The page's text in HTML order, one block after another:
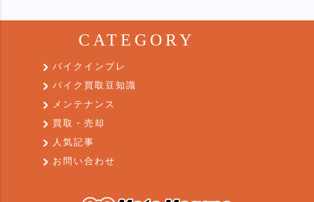
CATEGORY
バイクインプレ
バイク買取豆知識
メンテナンス
買取・売却
人気記事
お問い合わせ